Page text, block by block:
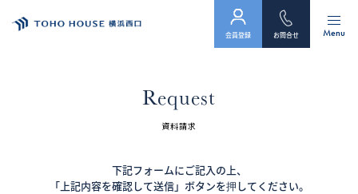
Menu
お問合せ
会員登録
Request
資料請求
下記フォームにご記入の上、
「上記内容を確認して送信」ボタンを押してください。